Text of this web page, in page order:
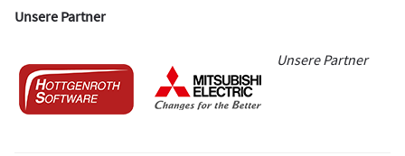
Unsere Partner
Unsere Partner